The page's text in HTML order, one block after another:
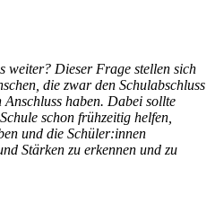
weiter? Dieser Frage stellen sich
die zwar den Schulabschluss
haben. Dabei sollte
schon frühzeitig helfen,
und die Schüler:innen
Stärken zu erkennen und zu